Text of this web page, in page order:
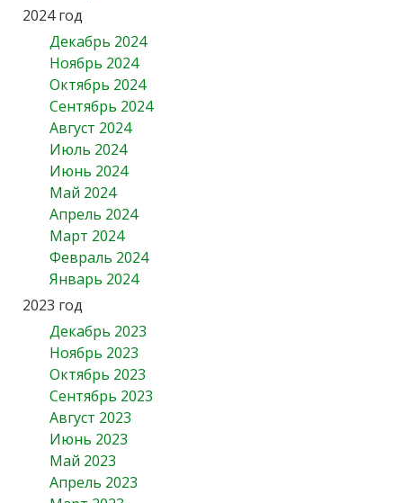
2024 год
Декабрь 2024
Ноябрь 2024
Октябрь 2024
Сентябрь 2024
Август 2024
Июль 2024
Июнь 2024
Май 2024
Апрель 2024
Март 2024
Февраль 2024
Январь 2024
2023 год
Декабрь 2023
Ноябрь 2023
Октябрь 2023
Сентябрь 2023
Август 2023
Июнь 2023
Май 2023
Апрель 2023